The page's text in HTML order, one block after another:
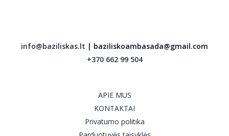
info@baziliskas.lt | baziliskoambasada@gmail.com
+370 662 99 504
APIE MUS
KONTAKTAI
Privatumo politika